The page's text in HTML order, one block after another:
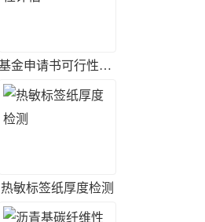
基金申请书可行性评估
热敏标签纸厚度检测